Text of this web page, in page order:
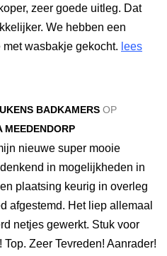
zeer goede uitleg. Dat
We hebben een
wasbakje gekocht. lees
BADKAMERS OP
MEEDENDORP
nieuwe super mooie
in mogelijkheden in
plaatsing keurig in overleg
afgestemd. Het liep allemaal
netjes gewerkt. Stuk voor
Zeer Tevreden! Aanrader!